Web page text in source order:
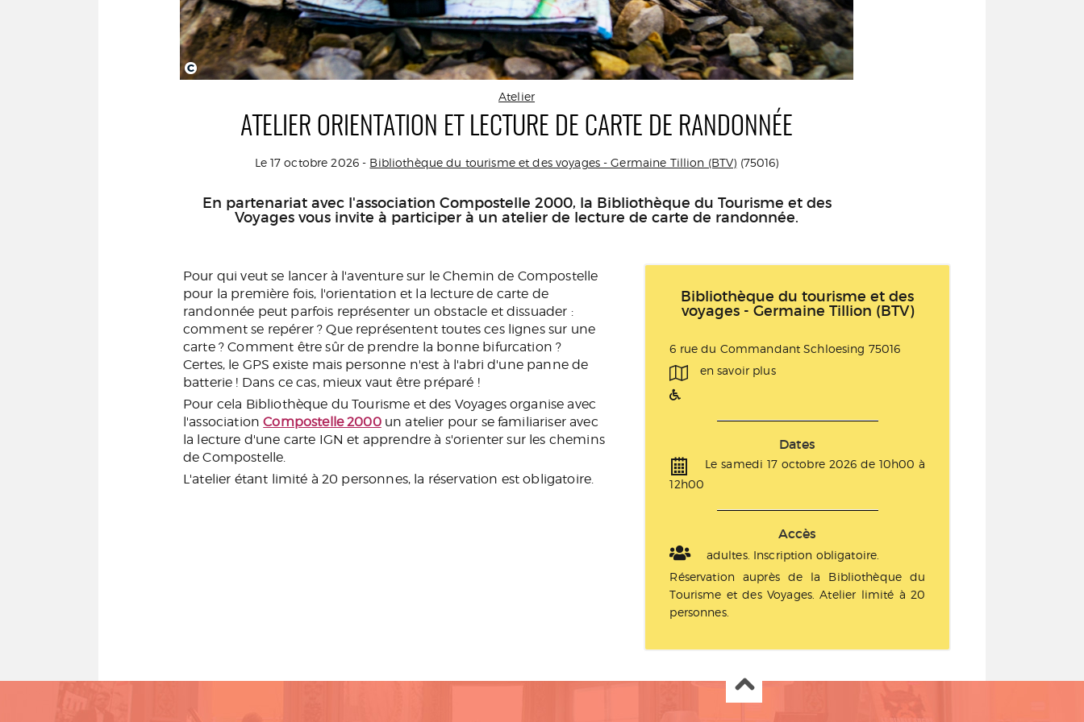
C
Atelier
ATELIER ORIENTATION ET LECTURE DE CARTE DE RANDONNÉE
Le 17 octobre 2026 - Bibliothèque du tourisme et des voyages - Germaine Tillion (BTV) (75016)
En partenariat avec l'association Compostelle 2000, la Bibliothèque du Tourisme et des
Voyages vous invite à participer à un atelier de lecture de carte de randonnée.
Pour qui veut se lancer à l'aventure sur le Chemin de Compostelle
pour la première fois, l'orientation et la lecture de carte de
randonnée peut parfois représenter un obstacle et dissuader :
comment se repérer ? Que représentent toutes ces lignes sur une
carte ? Comment être sûr de prendre la bonne bifurcation ?
Certes, le GPS existe mais personne n'est à l'abri d'une panne de
batterie ! Dans ce cas, mieux vaut être préparé !
Pour cela Bibliothèque du Tourisme et des Voyages organise avec
l'associationCompostelle 2000un atelier pour se familiariser avec
la lecture d'une carte IGN et apprendre à s'orienter sur les chemins
de Compostelle.
L'atelier étant limité à 20 personnes, la réservation est obligatoire.
Bibliothèque du tourisme et des
voyages - Germaine Tillion (BTV)
6 rue du Commandant Schloesing 75016
en savoir plus
Dates
Le samedi 17 octobre 2026 de 10h00 à
12h00
Accès
adultes. Inscription obligatoire.
Réservation auprès de la Bibliothèque du
Tourisme et des Voyages. Atelier limité à 20
personnes.